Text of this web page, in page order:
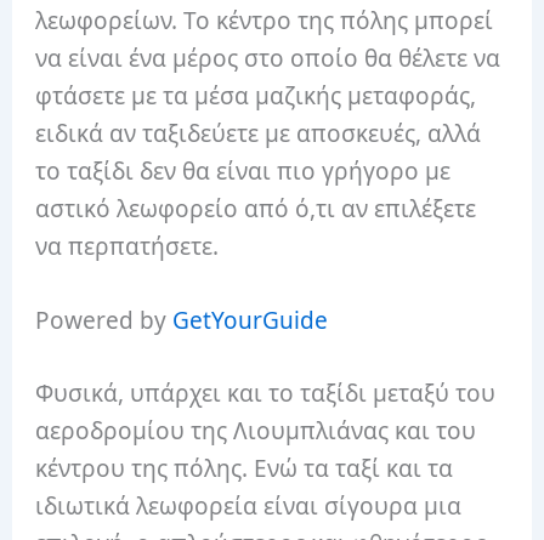
λεωφορείων. Το κέντρο της πόλης μπορεί
να είναι ένα μέρος στο οποίο θα θέλετε να
φτάσετε με τα μέσα μαζικής μεταφοράς,
ειδικά αν ταξιδεύετε με αποσκευές, αλλά
το ταξίδι δεν θα είναι πιο γρήγορο με
αστικό λεωφορείο από ό,τι αν επιλέξετε
να περπατήσετε.
Powered by GetYourGuide
Φυσικά, υπάρχει και το ταξίδι μεταξύ του
αεροδρομίου της Λιουμπλιάνας και του
κέντρου της πόλης. Ενώ τα ταξί και τα
ιδιωτικά λεωφορεία είναι σίγουρα μια